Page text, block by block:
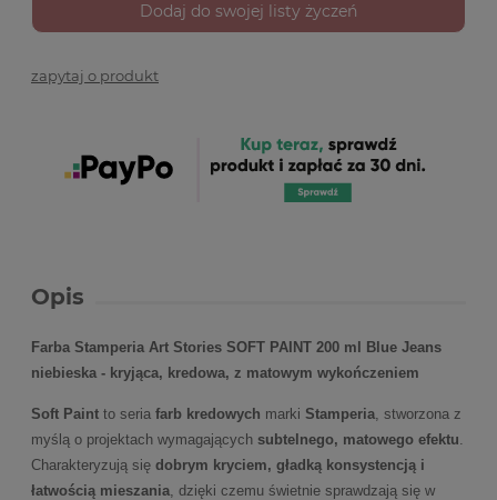
Dodaj do swojej listy życzeń
zapytaj o produkt
Opis
Farba Stamperia Art Stories SOFT PAINT 200 ml Blue Jeans
niebieska - kryjąca, kredowa, z matowym wykończeniem
Soft Paint to seria farb kredowych marki Stamperia, stworzona z
myślą o projektach wymagających subtelnego, matowego efektu.
Charakteryzują się dobrym kryciem, gładką konsystencją i
łatwością mieszania, dzięki czemu świetnie sprawdzają się w